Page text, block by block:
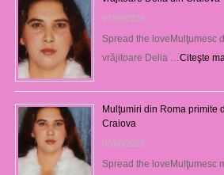
07/08/2026
Spread the loveMulţumesc
vrăjitoare Delia …Citeşte
Mulţumiri din Roma primite
Craiova
06/08/2026
Spread the loveMulţumesc